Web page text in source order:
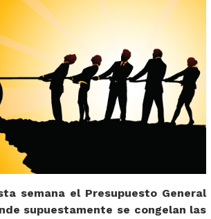
semana el Presupuesto General
supuestamente se congelan las